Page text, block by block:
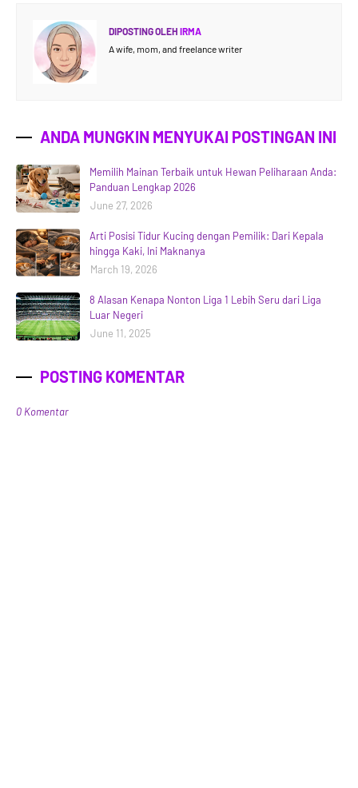
DIPOSTING OLEH IRMA
A wife, mom, and freelance writer
ANDA MUNGKIN MENYUKAI POSTINGAN INI
Memilih Mainan Terbaik untuk Hewan Peliharaan Anda:
Panduan Lengkap 2026
June 27, 2026
Arti Posisi Tidur Kucing dengan Pemilik: Dari Kepala
hingga Kaki, Ini Maknanya
March 19, 2026
8 Alasan Kenapa Nonton Liga 1 Lebih Seru dari Liga
Luar Negeri
June 11, 2025
POSTING KOMENTAR
0 Komentar